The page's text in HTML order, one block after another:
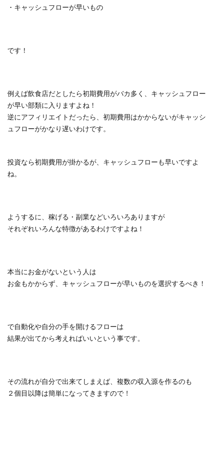
・キャッシュフローが早いもの
です！
例えば飲食店だとしたら初期費用がバカ多く、キャッシュフロー
が早い部類に入りますよね！
逆にアフィリエイトだったら、初期費用はかからないがキャッシ
ュフローがかなり遅いわけです。
投資なら初期費用が掛かるが、キャッシュフローも早いですよ
ね。
ようするに、稼げる・副業などいろいろありますが
それぞれいろんな特徴があるわけですよね！
本当にお金がないという人は
お金もかからず、キャッシュフローが早いものを選択するべき！
で自動化や自分の手を開けるフローは
結果が出てから考えればいいという事です。
その流れが自分で出来てしまえば、複数の収入源を作るのも
２個目以降は簡単になってきますので！